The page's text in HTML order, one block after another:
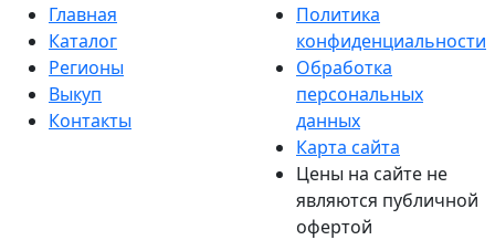
Главная
Каталог
Регионы
Выкуп
Контакты
Политика
конфиденциальности
Обработка
персональных
данных
Карта сайта
Цены на сайте не
являются публичной
офертой